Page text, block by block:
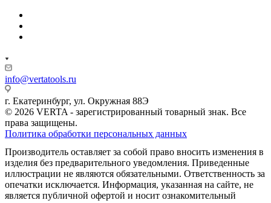
info@vertatools.ru
г. Екатеринбург, ул. Окружная 88Э
© 2026 VERTA - зарегистрированный товарный знак. Все
права защищены.
Политика обработки персональных данных
Производитель оставляет за собой право вносить изменения в
изделия без предварительного уведомления. Приведенные
иллюстрации не являются обязательными. Ответственность за
опечатки исключается. Информация, указанная на сайте, не
является публичной офертой и носит ознакомительный